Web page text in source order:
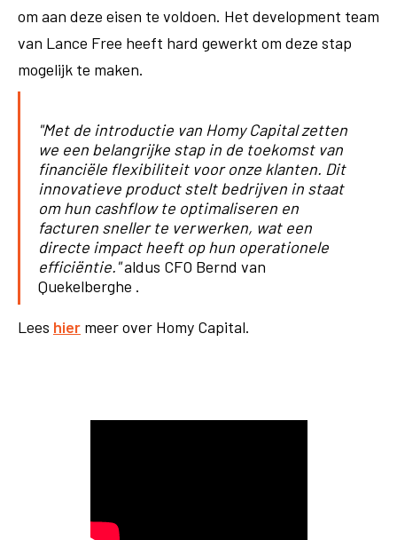
om aan deze eisen te voldoen. Het development team
van Lance Free heeft hard gewerkt om deze stap
mogelijk te maken.
"Met de introductie van Homy Capital zetten
we een belangrijke stap in de toekomst van
financiële flexibiliteit voor onze klanten. Dit
innovatieve product stelt bedrijven in staat
om hun cashflow te optimaliseren en
facturen sneller te verwerken, wat een
directe impact heeft op hun operationele
efficiëntie."aldus CFO Bernd van
Quekelberghe .
Lees hier meer over Homy Capital.